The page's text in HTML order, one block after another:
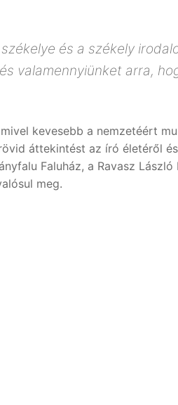
és a székely
valamennyiünket arra,
kevesebb a nemzetéért
áttekintést az író életéről
Faluház, a Ravasz
meg.